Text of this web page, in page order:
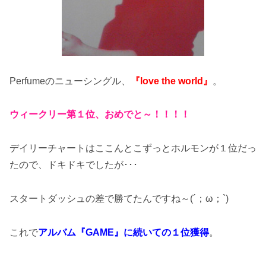
Perfumeのニューシングル、 『love the world』 。
ウィークリー第１位、おめでと～！！！！
デイリーチャートはここんとこずっとホルモンが１位だっ
たので、ドキドキでしたが･･･
スタートダッシュの差で勝てたんですね～(´；ω；`)
これでアルバム『GAME』に続いての１位獲得。